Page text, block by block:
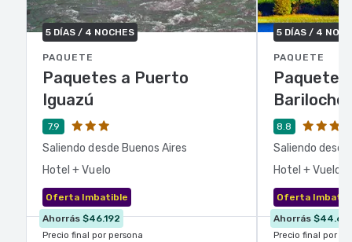
5 DÍAS / 4 NOCHES
PAQUETE
Paquetes a Puerto
Iguazú
7.9
Saliendo desde Buenos Aires
Hotel + Vuelo
Oferta Imbatible
Ahorrás $46.192
Precio final por persona
5 DÍAS / 4
PAQUETE
Paquetes
Bariloche
8.8
Saliendo
Hotel + Vuelo
Oferta
Ahorrás
Precio final por